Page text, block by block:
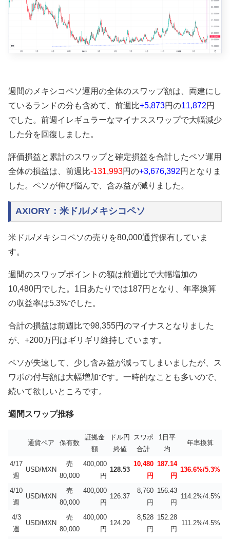
週間のメキシコペソ運用の全体のスワップ額は、両建にし
ているランドの分も含めて、前週比+5,873円の11,872円
でした。前週イレギュラーなマイナススワップで大幅減少
した分を回復しました。
評価損益と累計のスワップと確定損益を合計したペソ運用
全体の損益は、前週比-131,993円の+3,676,392円となりま
した。ペソが伸び悩んで、含み益が減りました。
AXIORY：米ドル/メキシコペソ
米ドル/メキシコペソの売りを80,000通貨保有していま
す。
週間のスワップポイントの額は前週比で大幅増加の
10,480円でした。1日あたりでは187円となり、年率換算
の収益率は5.3%でした。
合計の損益は前週比で98,355円のマイナスとなりました
が、+200万円はギリギリ維持しています。
ペソが失速して、少し含み益が減ってしまいましたが、ス
ワポの付与額は大幅増加です。一時的なことも多いので、
続いて欲しいところです。
週間スワップ推移
通貨ペア 保有数
証拠金
額
ドル円
終値
スワポ
合計
1日平
均
年率換算
4/17
週
USD/MXN
売
80,000
400,000
円
128.53
10,480
円
187.14
円
136.6%/5.3%
4/10
週
USD/MXN
売
80,000
400,000
円
126.37
8,760
円
156.43
円
114.2%/4.5%
4/3
週
USD/MXN
売
80,000
400,000
円
124.29
8,528
円
152.28
円
111.2%/4.5%